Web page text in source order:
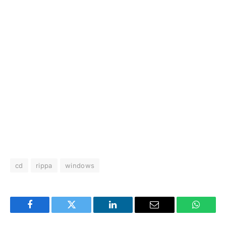
cd rippa windows
Facebook Twitter LinkedIn Email